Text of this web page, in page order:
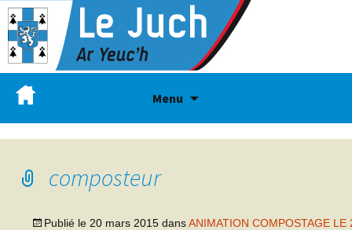
Menu
composteur
Publié le 20 mars 2015 dansANIMATION COMPOSTAGE LE